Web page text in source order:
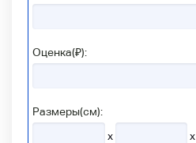
Оценка(₽):
Размеры(см):
x
x